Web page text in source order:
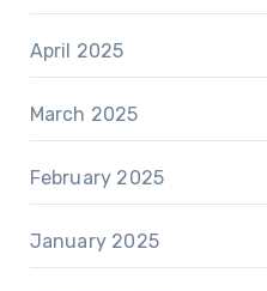
April 2025
March 2025
February 2025
January 2025